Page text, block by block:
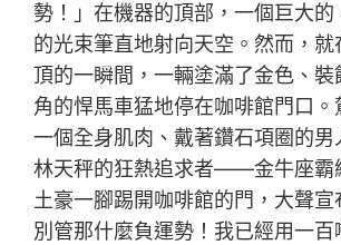
勢！」在機器的頂部，一個巨大
的光束筆直地射向天空。然而，就
頂的一瞬間，一輛塗滿了金色、裝
角的悍馬車猛地停在咖啡館門口。
一個全身肌肉、戴著鑽石項圈的男
林天秤的狂熱追求者——金牛座霸
土豪一腳踢開咖啡館的門，大聲宣
別管那什麼負運勢！我已經用一百